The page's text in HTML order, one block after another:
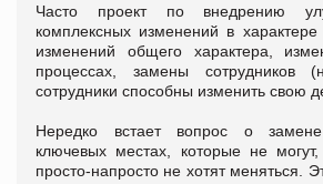
Часто проект по внедрению
комплексных изменений в
изменений общего характера,
процессах, замены сотрудников
сотрудники способны изменить свою
Нередко встает вопрос о
ключевых местах, которые не
просто-напросто не хотят меняться.